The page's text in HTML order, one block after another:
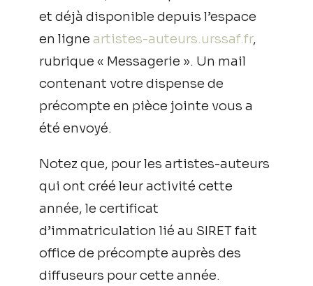
et déjà disponible depuis l’espace
en ligne artistes-auteurs.urssaf.fr,
rubrique « Messagerie ». Un mail
contenant votre dispense de
précompte en pièce jointe vous a
été envoyé.
Notez que, pour les artistes-auteurs
qui ont créé leur activité cette
année, le certificat
d’immatriculation lié au SIRET fait
office de précompte auprès des
diffuseurs pour cette année.